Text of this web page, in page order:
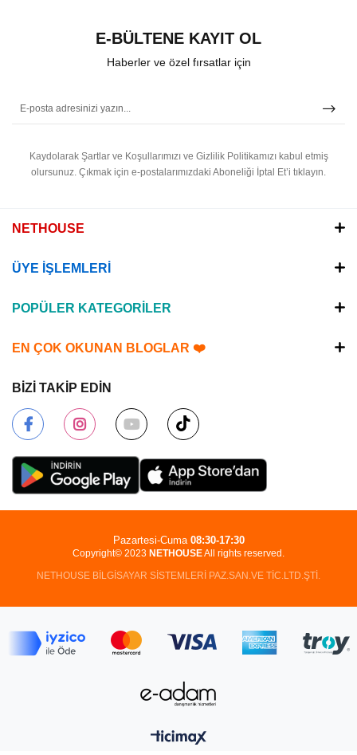
E-BÜLTENE KAYIT OL
Haberler ve özel fırsatlar için
Kaydolarak Şartlar ve Koşullarımızı ve Gizlilik Politikamızı kabul etmiş
olursunuz. Çıkmak için e-postalarımızdaki Aboneliği İptal Et’i tıklayın.
NETHOUSE
ÜYE İŞLEMLERİ
POPÜLER KATEGORİLER
EN ÇOK OKUNAN BLOGLAR ❤️
BİZİ TAKİP EDİN
Copyright© 2023 NETHOUSEAll rights reserved.
NETHOUSE BİLGİSAYAR SİSTEMLERİ PAZ.SAN.VE TİC.LTD.ŞTİ.
Pazartesi-Cuma 08:30-17:30